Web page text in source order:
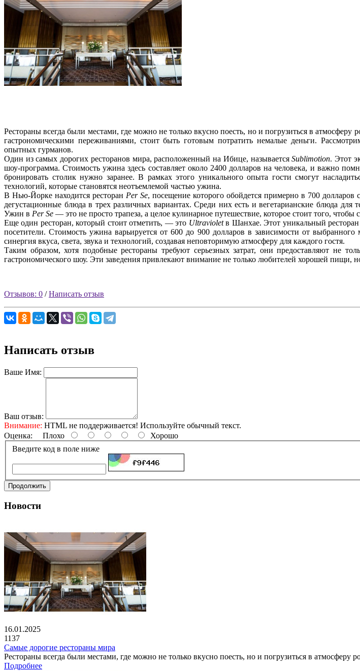
Рестораны всегда были местами, где можно не только вкусно поесть, но и погрузиться в
гастрономическими переживаниями, стоит быть готовым потратить немалые деньги.
опытных гурманов.
Один из самых дорогих ресторанов мира, расположенный на Ибице, называетсяSublimotion. Этот
шоу-программа. Стоимость ужина здесь составляет около 2400 долларов на человека, и важно
бронировать столик нужно заранее. В рамках этого уникального опыта гости смогут
технологий, которые становятся неотъемлемой частью ужина.
В Нью-Йорке находится ресторан Per Se, посещение которого обойдется примерно в 700 долларов
дегустационные блюда в трех различных вариантах. Среди них есть и вегетарианские блюда
Ужин в Per Se — это не просто трапеза, а целое кулинарное путешествие, которое стоит того, чтобы
Еще один ресторан, который стоит отметить, — это Ultravioletв Шанхае. Этот уникальный ресторан
посетители. Стоимость ужина варьируется от 600 до 900 долларов в зависимости от
синергия вкуса, света, звука и технологий, создавая неповторимую атмосферу для каждого гостя.
Таким образом, хотя подобные рестораны требуют серьезных затрат, они предоставляют не
гастрономического шоу. Эти заведения привлекают внимание не только любителей хорошей пищи,
Отзывов: 0 /Написать отзыв
Написать отзыв
Ваше Имя:
Ваш отзыв:
Внимание: HTML не поддерживается! Используйте обычный текст.
Оценка: Плохо
Хорошо
Введите код в поле ниже
Продолжить
Новости
16.01.2025
1137
Самые дорогие рестораны мира
Рестораны всегда были местами, где можно не только вкусно поесть, но и погрузиться в атмосферу
Подробнее